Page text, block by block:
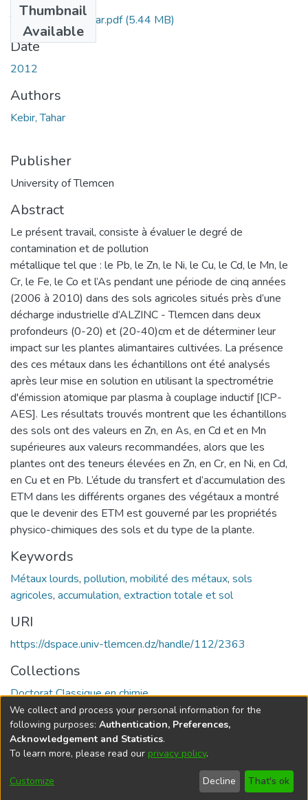
Thumbnail
Available
THESE-Kebir-Tahar.pdf(5.44 MB)
Date
2012
Authors
Kebir, Tahar
Publisher
University of Tlemcen
Abstract
Le présent travail, consiste à évaluer le degré de
contamination et de pollution
métallique tel que : le Pb, le Zn, le Ni, le Cu, le Cd, le Mn, le
Cr, le Fe, le Co et l’As pendant une période de cinq années
(2006 à 2010) dans des sols agricoles situés près d’une
décharge industrielle d’ALZINC - Tlemcen dans deux
profondeurs (0-20) et (20-40)cm et de déterminer leur
impact sur les plantes alimantaires cultivées. La présence
des ces métaux dans les échantillons ont été analysés
après leur mise en solution en utilisant la spectrométrie
d'émission atomique par plasma à couplage inductif [ICP-
AES]. Les résultats trouvés montrent que les échantillons
des sols ont des valeurs en Zn, en As, en Cd et en Mn
supérieures aux valeurs recommandées, alors que les
plantes ont des teneurs élevées en Zn, en Cr, en Ni, en Cd,
en Cu et en Pb. L’étude du transfert et d’accumulation des
ETM dans les différents organes des végétaux a montré
que le devenir des ETM est gouverné par les propriétés
physico-chimiques des sols et du type de la plante.
Keywords
Métaux lourds, pollution, mobilité des métaux, sols
agricoles, accumulation, extraction totale et sol
URI
https://dspace.univ-tlemcen.dz/handle/112/2363
Collections
Doctorat Classique en chimie
Full item page
DSpace softwarecopyright © 2002-2026
Cookie
End User
Agreement
Send
Feedback
We collect and process your personal information for the
following purposes: Authentication, Preferences,
Acknowledgement and Statistics.
To learn more, please read our privacy policy.
Customize Decline That's ok